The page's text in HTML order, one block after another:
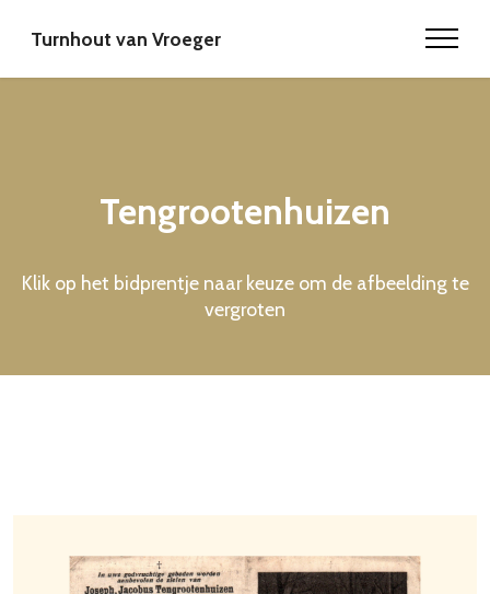
Turnhout van Vroeger
Tengrootenhuizen
Klik op het bidprentje naar keuze om de afbeelding te
vergroten